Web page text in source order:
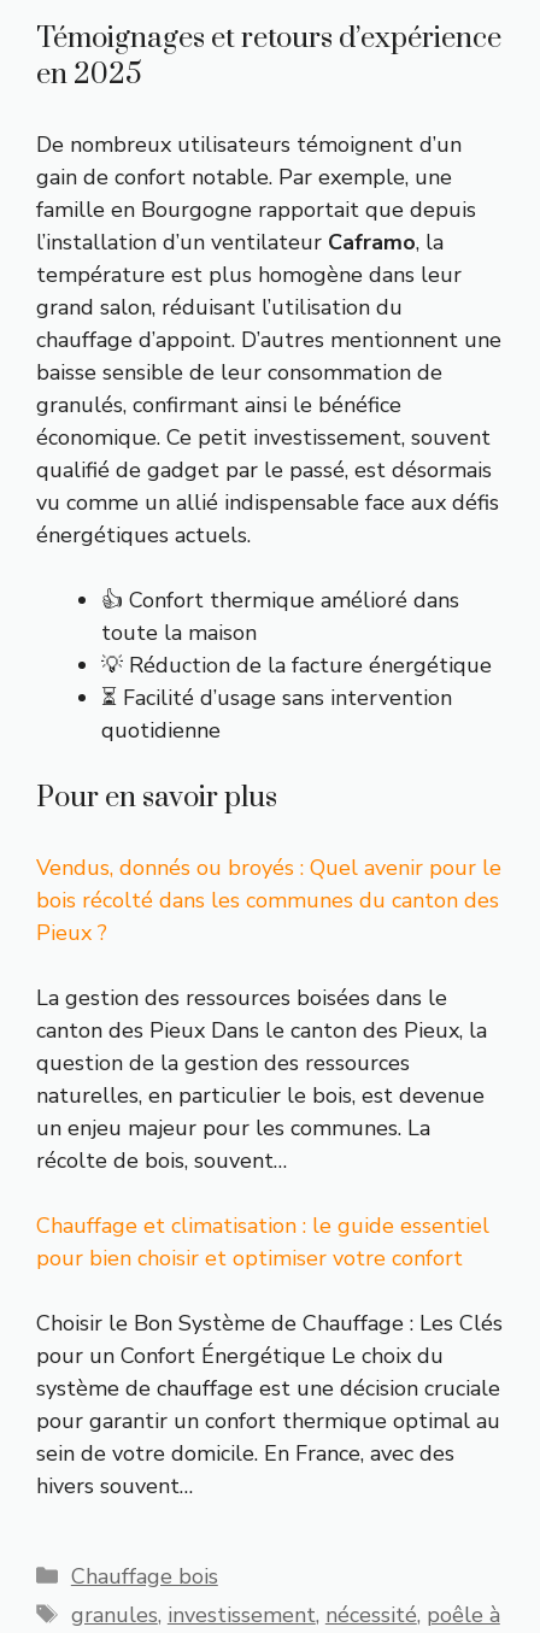
Témoignages et retours d’expérience
en 2025
De nombreux utilisateurs témoignent d’un
gain de confort notable. Par exemple, une
famille en Bourgogne rapportait que depuis
l’installation d’un ventilateur Caframo, la
température est plus homogène dans leur
grand salon, réduisant l’utilisation du
chauffage d’appoint. D’autres mentionnent une
baisse sensible de leur consommation de
granulés, confirmant ainsi le bénéfice
économique. Ce petit investissement, souvent
qualifié de gadget par le passé, est désormais
vu comme un allié indispensable face aux défis
énergétiques actuels.
👍 Confort thermique amélioré dans
toute la maison
💡 Réduction de la facture énergétique
⏳ Facilité d’usage sans intervention
quotidienne
Pour en savoir plus
Vendus, donnés ou broyés : Quel avenir pour le
bois récolté dans les communes du canton des
Pieux ?
La gestion des ressources boisées dans le
canton des Pieux Dans le canton des Pieux, la
question de la gestion des ressources
naturelles, en particulier le bois, est devenue
un enjeu majeur pour les communes. La
récolte de bois, souvent…
Chauffage et climatisation : le guide essentiel
pour bien choisir et optimiser votre confort
Choisir le Bon Système de Chauffage : Les Clés
pour un Confort Énergétique Le choix du
système de chauffage est une décision cruciale
pour garantir un confort thermique optimal au
sein de votre domicile. En France, avec des
hivers souvent…
Catégories
Chauffage bois
Étiquettes
granules, investissement, nécessité, poêle à